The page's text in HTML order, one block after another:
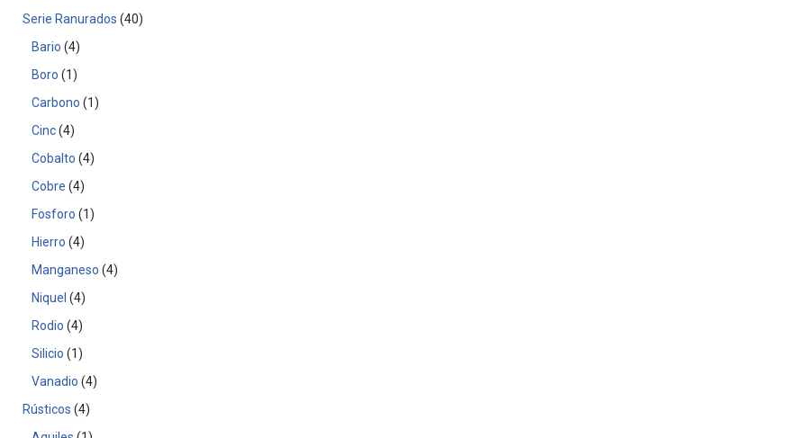
Serie Ranurados 40
Bario 4
Boro
1
Carbono
1
Cinc 4
Cobalto 4
Cobre 4
Fosforo
1
Hierro 4
Manganeso 4
Niquel
4
Rodio 4
Silicio
1
Vanadio 4
Rústicos 4